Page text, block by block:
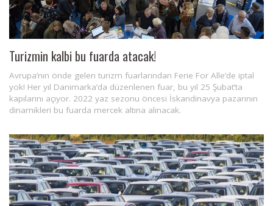
Turizmin kalbi bu fuarda atacak!
Avrupa’nın önde gelen turizm fuarlarından Ferie For Alle’de iptal
yok! Her yıl Danimarka’da düzenlenen fuar, bu yıl 25 Şubat’ta
kapılarını açıyor. 2022 yaz sezonu öncesi İskandinavya pazarının
dinamikleri bu fuarda mercek altına alınacak.